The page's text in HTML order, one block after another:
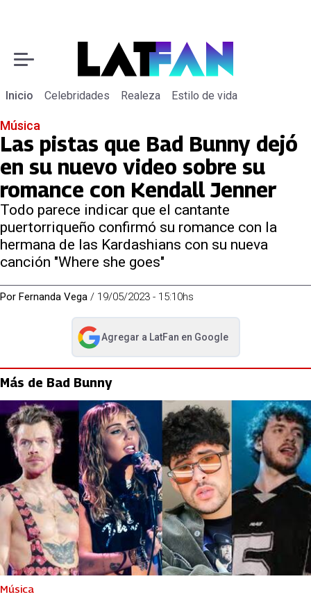
Inicio Celebridades Realeza Estilo de vida
Música
Las pistas que Bad Bunny dejó
en su nuevo video sobre su
romance con Kendall Jenner
Todo parece indicar que el cantante
puertorriqueño confirmó su romance con la
hermana de las Kardashians con su nueva
canción "Where she goes"
Por Fernanda Vega / 19/05/2023 - 15:10hs
Agregar a LatFan en Google
abre en nueva pestaña
Más de Bad Bunny
Música